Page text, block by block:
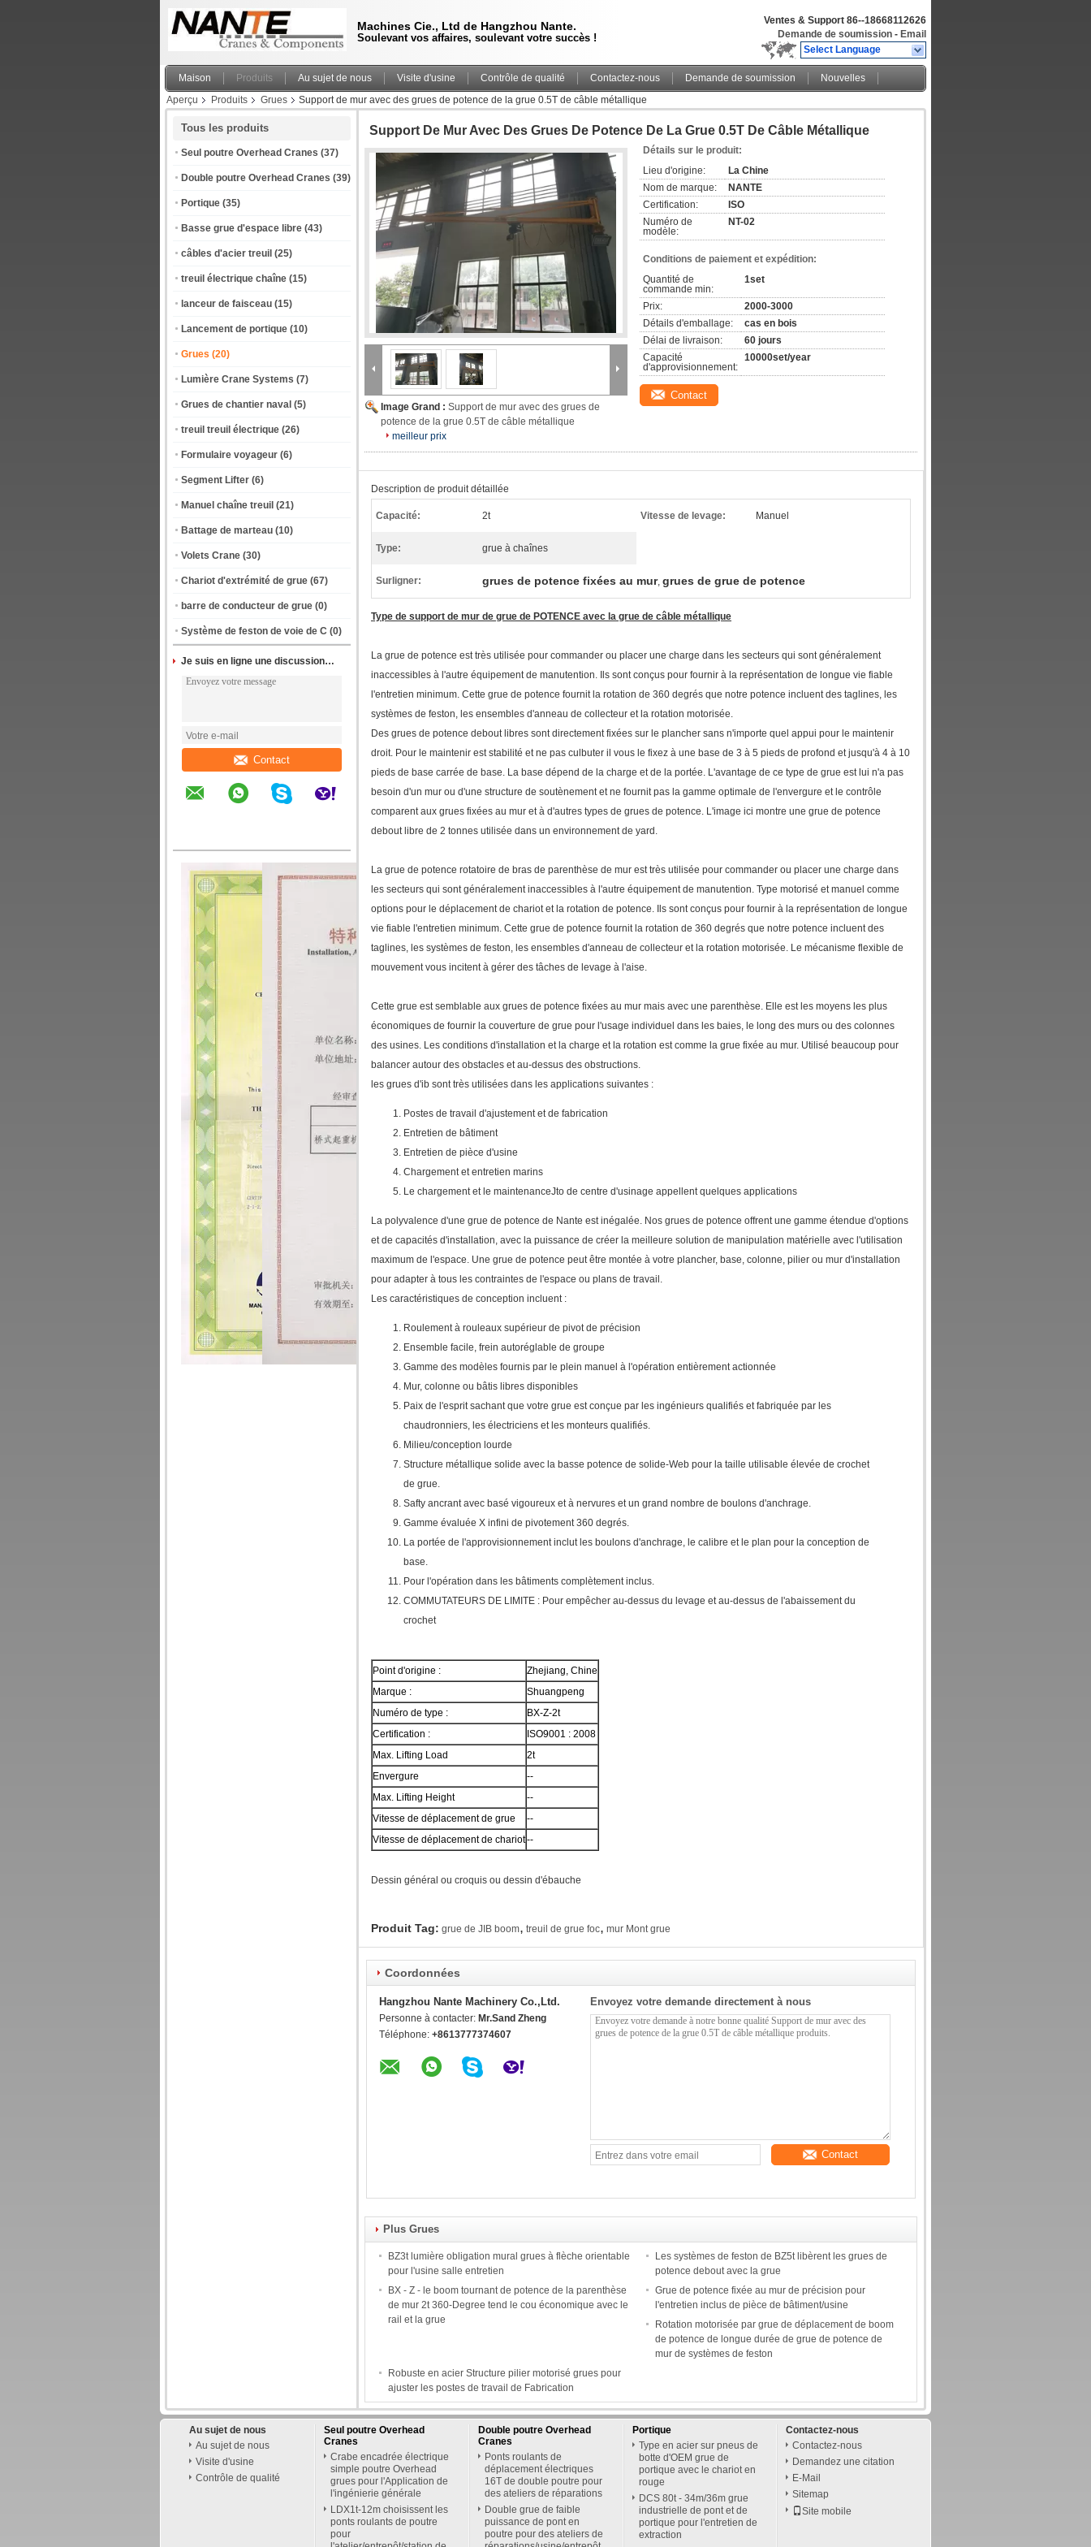
Machines Cie., Ltd de Hangzhou Nante.
Soulevant vos affaires, soulevant votre succès !
Ventes & Support 86--18668112626
Demande de soumission - Email
Select Language
Maison Produits Au sujet de nous Visite d'usine Contrôle de qualité Contactez-nous Demande de soumission
Nouvelles
Aperçu
Produits Grues Support de mur avec des grues de potence de la grue 0.5T de câble métallique
Tous les produits
Seul poutre Overhead Cranes (37)
Double poutre Overhead Cranes (39)
Portique (35)
Basse grue d'espace libre (43)
câbles d'acier treuil (25)
treuil électrique chaîne (15)
lanceur de faisceau (15)
Lancement de portique (10)
Grues (20)
Lumière Crane Systems (7)
Grues de chantier naval (5)
treuil treuil électrique (26)
Formulaire voyageur (6)
Segment Lifter (6)
Manuel chaîne treuil (21)
Battage de marteau (10)
Volets Crane (30)
Chariot d'extrémité de grue (67)
barre de conducteur de grue (0)
Système de feston de voie de C (0)
Je suis en ligne une discussion en ligne
Contact
Support De Mur Avec Des Grues De Potence De La Grue 0.5T De Câble Métallique
Image Grand : Support de mur avec des grues de
potence de la grue 0.5T de câble métallique
meilleur prix
Détails sur le produit:
Lieu d'origine:
La Chine
Nom de marque:
NANTE
Certification:
ISO
Numéro de
modèle:
NT-02
Conditions de paiement et expédition:
Quantité de
commande min:
1set
Prix:
2000-3000
Détails d'emballage:
cas en bois
Délai de livraison:
60 jours
Capacité
d'approvisionnement:
10000set/year
Contact
Description de produit détaillée
Capacité: 2t Vitesse de levage: Manuel
Type: grue à chaînes
Surligner: grues de potence fixées au mur, grues de grue de potence
Type de support de mur de grue de POTENCE avec la grue de câble métallique
La grue de potence est très utilisée pour commander ou placer une charge dans les secteurs qui sont généralement
inaccessibles à l'autre équipement de manutention. Ils sont conçus pour fournir à la représentation de longue vie fiable
l'entretien minimum. Cette grue de potence fournit la rotation de 360 degrés que notre potence incluent des taglines, les
systèmes de feston, les ensembles d'anneau de collecteur et la rotation motorisée.
Des grues de potence debout libres sont directement fixées sur le plancher sans n'importe quel appui pour le maintenir
droit. Pour le maintenir est stabilité et ne pas culbuter il vous le fixez à une base de 3 à 5 pieds de profond et jusqu'à 4 à 10
pieds de base carrée de base. La base dépend de la charge et de la portée. L'avantage de ce type de grue est lui n'a pas
besoin d'un mur ou d'une structure de soutènement et ne fournit pas la gamme optimale de l'envergure et le contrôle
comparent aux grues fixées au mur et à d'autres types de grues de potence. L'image ici montre une grue de potence
debout libre de 2 tonnes utilisée dans un environnement de yard.
La grue de potence rotatoire de bras de parenthèse de mur est très utilisée pour commander ou placer une charge dans
les secteurs qui sont généralement inaccessibles à l'autre équipement de manutention. Type motorisé et manuel comme
options pour le déplacement de chariot et la rotation de potence. Ils sont conçus pour fournir à la représentation de longue
vie fiable l'entretien minimum. Cette grue de potence fournit la rotation de 360 degrés que notre potence incluent des
taglines, les systèmes de feston, les ensembles d'anneau de collecteur et la rotation motorisée. Le mécanisme flexible de
mouvement vous incitent à gérer des tâches de levage à l'aise.
Cette grue est semblable aux grues de potence fixées au mur mais avec une parenthèse. Elle est les moyens les plus
économiques de fournir la couverture de grue pour l'usage individuel dans les baies, le long des murs ou des colonnes
des usines. Les conditions d'installation et la charge et la rotation est comme la grue fixée au mur. Utilisé beaucoup pour
balancer autour des obstacles et au-dessus des obstructions.
les grues d'ib sont très utilisées dans les applications suivantes :
Postes de travail d'ajustement et de fabrication
Entretien de bâtiment
Entretien de pièce d'usine
Chargement et entretien marins
Le chargement et le maintenanceJto de centre d'usinage appellent quelques applications
La polyvalence d'une grue de potence de Nante est inégalée. Nos grues de potence offrent une gamme étendue d'options
et de capacités d'installation, avec la puissance de créer la meilleure solution de manipulation matérielle avec l'utilisation
maximum de l'espace. Une grue de potence peut être montée à votre plancher, base, colonne, pilier ou mur d'installation
pour adapter à tous les contraintes de l'espace ou plans de travail.
Les caractéristiques de conception incluent :
Roulement à rouleaux supérieur de pivot de précision
Ensemble facile, frein autoréglable de groupe
Gamme des modèles fournis par le plein manuel à l'opération entièrement actionnée
Mur, colonne ou bâtis libres disponibles
Paix de l'esprit sachant que votre grue est conçue par les ingénieurs qualifiés et fabriquée par les
chaudronniers, les électriciens et les monteurs qualifiés.
Milieu/conception lourde
Structure métallique solide avec la basse potence de solide-Web pour la taille utilisable élevée de crochet
de grue.
Safty ancrant avec basé vigoureux et à nervures et un grand nombre de boulons d'anchrage.
Gamme évaluée X infini de pivotement 360 degrés.
La portée de l'approvisionnement inclut les boulons d'anchrage, le calibre et le plan pour la conception de
base.
Pour l'opération dans les bâtiments complètement inclus.
COMMUTATEURS DE LIMITE : Pour empêcher au-dessus du levage et au-dessus de l'abaissement du
crochet
Point d'origine :
Zhejiang, Chine
Marque :
Shuangpeng
Numéro de type :
BX-Z-2t
Certification :
ISO9001 : 2008
Max. Lifting Load
2t
Envergure
--
Max. Lifting Height
--
Vitesse de déplacement de grue
--
Vitesse de déplacement de chariot--
Dessin général ou croquis ou dessin d'ébauche
Produit Tag: grue de JIB boom, treuil de grue foc, mur Mont grue
Coordonnées
Hangzhou Nante Machinery Co.,Ltd.
Personne à contacter: Mr.Sand Zheng
Téléphone: +8613777374607
Envoyez votre demande directement à nous
Contact
Plus Grues
BZ3t lumière obligation mural grues à flèche orientable
pour l'usine salle entretien
Les systèmes de feston de BZ5t libèrent les grues de
potence debout avec la grue
BX - Z - le boom tournant de potence de la parenthèse
de mur 2t 360-Degree tend le cou économique avec le
rail et la grue
Grue de potence fixée au mur de précision pour
l'entretien inclus de pièce de bâtiment/usine
Rotation motorisée par grue de déplacement de boom
de potence de longue durée de grue de potence de
mur de systèmes de feston
Robuste en acier Structure pilier motorisé grues pour
ajuster les postes de travail de Fabrication
Au sujet de nous
Au sujet de nous
Visite d'usine
Contrôle de qualité
Seul poutre Overhead
Cranes
Crabe encadrée électrique
simple poutre Overhead
grues pour l'Application de
l'ingénierie générale
LDX1t-12m choisissent les
ponts roulants de poutre
pour
Double poutre Overhead
Cranes
Ponts roulants de
déplacement électriques
16T de double poutre pour
des ateliers de réparations
Double grue de faible
puissance de pont en
poutre pour des ateliers de
Portique
Type en acier sur pneus de
botte d'OEM grue de
portique avec le chariot en
rouge
DCS 80t - 34m/36m grue
industrielle de pont et de
portique pour l'entretien de
extraction
Contactez-nous
Contactez-nous
Demandez une citation
E-Mail
Sitemap
Site mobile